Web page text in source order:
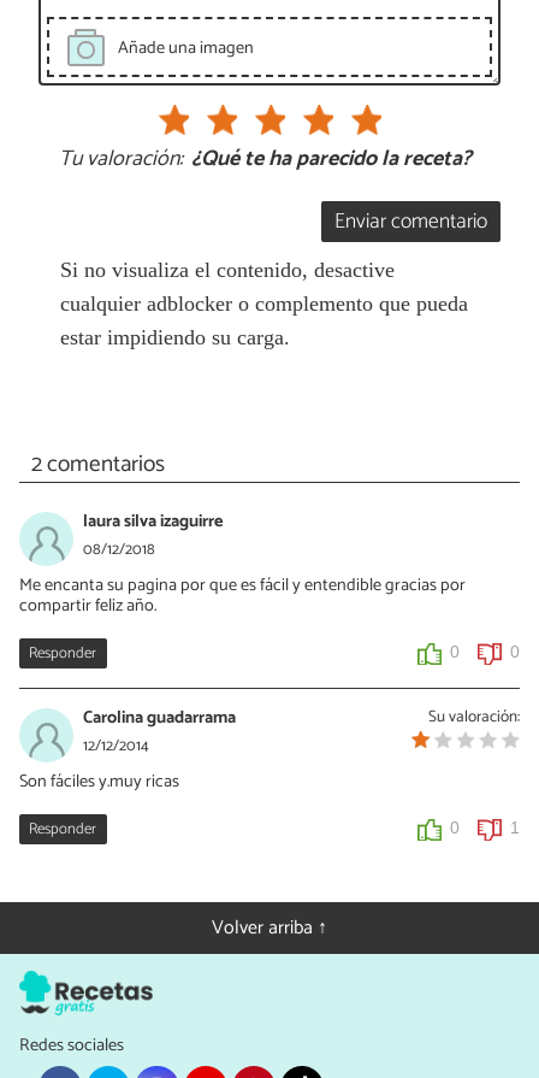
Añade una imagen
Tu valoración: ¿Qué te ha parecido la receta?
Enviar comentario
Si no visualiza el contenido, desactive
cualquier adblocker o complemento que pueda
estar impidiendo su carga.
2 comentarios
laura silva izaguirre
08/12/2018
Me encanta su pagina por que es fácil y entendible gracias por
compartir feliz año.
Responder 0 0
Su valoración:
Carolina guadarrama
12/12/2014
Son fáciles y.muy ricas
Responder 0 1
Volver arriba ↑
Redes sociales